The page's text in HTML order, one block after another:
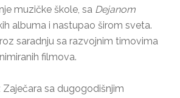
muzičke škole, sa Dejanom
albuma i nastupao širom sveta.
saradnju sa razvojnim timovima
filmova.
sa dugogodišnjim